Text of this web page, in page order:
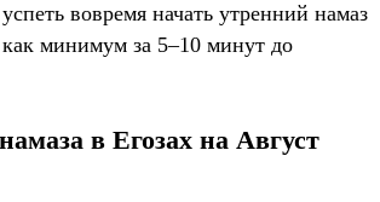
вовремя начать утренний намаз
как минимум за 5–10 минут до
в Егозах на Август